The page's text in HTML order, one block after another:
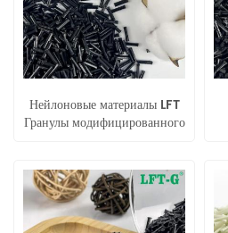
Нейлоновые материалы LFT
Гранулы модифицированного